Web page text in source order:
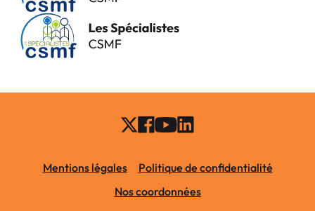
Mentions légales
Politique de confidentialité
Nos coordonnées